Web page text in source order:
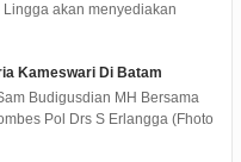
akan menyediakan
Kameswari Di Batam
Budigusdian MH Bersama
Pol Drs S Erlangga (Fhoto